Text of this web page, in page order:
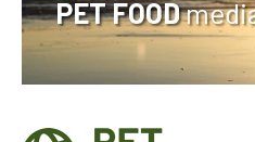
PET FOOD